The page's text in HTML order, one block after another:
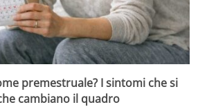
premestruale? I sintomi che si
cambiano il quadro